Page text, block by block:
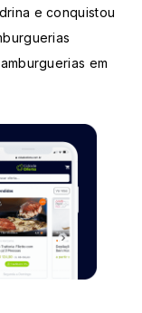
e conquistou
em